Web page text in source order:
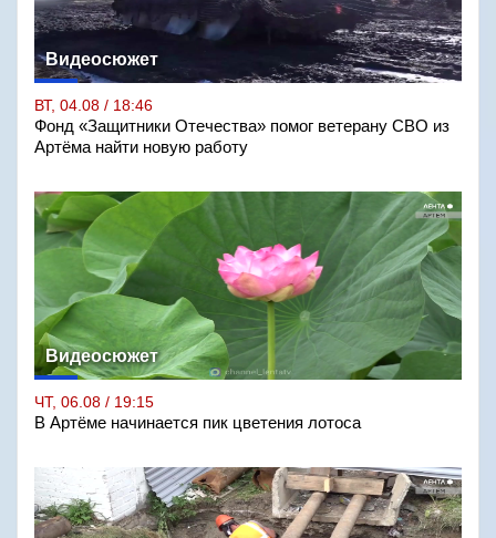
Видеосюжет
ВТ, 04.08 / 18:46
Фонд «Защитники Отечества» помог ветерану СВО из
Артёма найти новую работу
Видеосюжет
ЧТ, 06.08 / 19:15
В Артёме начинается пик цветения лотоса